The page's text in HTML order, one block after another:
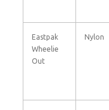
Eastpak
Wheelie
Out
Nylon